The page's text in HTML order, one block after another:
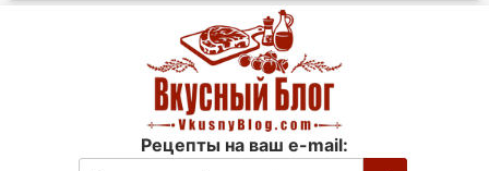
Рецепты на ваш e-mail: